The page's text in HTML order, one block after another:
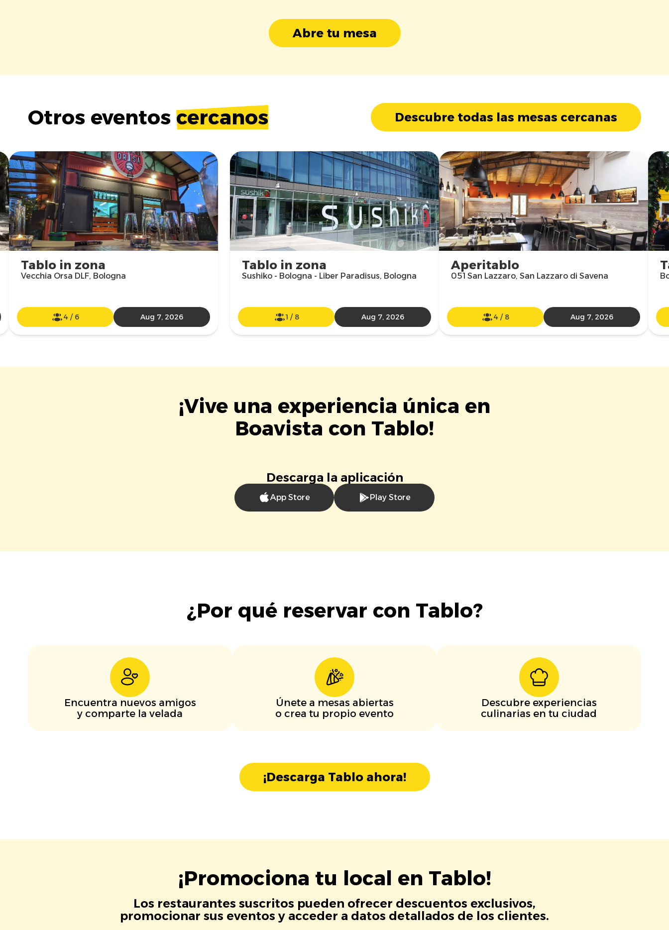
Abre tu mesa
Otros eventos cercanos Descubre todas las mesas cercanas
Tablo in zona
Sushiko - Bologna - Liber Paradisus, Bologna
1 / 8 Aug 7, 2026
Aperitablo
051 San Lazzaro, San Lazzaro di Savena
4 / 8 Aug 7, 2026
Tablo in zona
Vecchia Orsa DLF, Bologna
4 / 6 Aug 7, 2026
¡Vive una experiencia única en
Boavista con Tablo!
Descarga la aplicación
App Store Play Store
¿Por qué reservar con Tablo?
Encuentra nuevos amigos
y comparte la velada
Únete a mesas abiertas
o crea tu propio evento
Descubre experiencias
culinarias en tu ciudad
¡Descarga Tablo ahora!
¡Promociona tu local en Tablo!
Los restaurantes suscritos pueden ofrecer descuentos exclusivos,
promocionar sus eventos y acceder a datos detallados de los clientes.